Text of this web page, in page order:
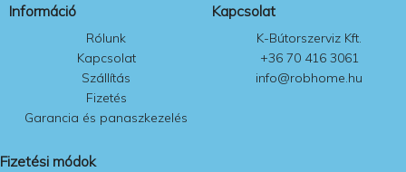
Információ
Rólunk
Kapcsolat
Szállítás
Fizetés
Garancia és panaszkezelés
Kapcsolat
K-Bútorszerviz Kft.
+36 70 416 3061
info@robhome.hu
Fizetési módok